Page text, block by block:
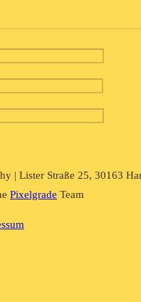
| Lister Straße 25, 30163
Pixelgrade Team